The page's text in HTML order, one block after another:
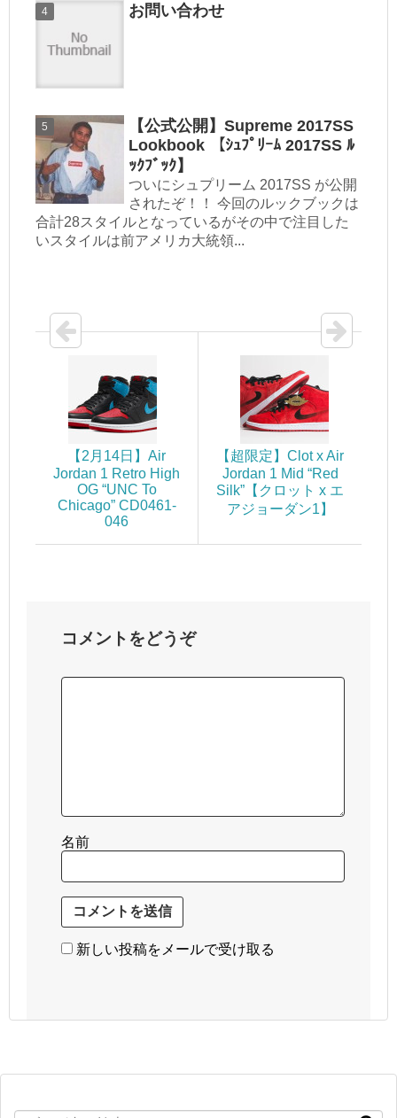
お問い合わせ
【公式公開】Supreme 2017SS
Lookbook 【ｼｭﾌﾟﾘｰﾑ 2017SS ﾙ
ｯｸﾌﾞｯｸ】
ついにシュプリーム 2017SS が公開
されたぞ！！ 今回のルックブックは
合計28スタイルとなっているがその中で注目した
いスタイルは前アメリカ大統領...
【2月14日】Air
Jordan 1 Retro High
OG “UNC To
Chicago” CD0461-
046
【超限定】Clot x Air
Jordan 1 Mid “Red
Silk”【クロット x エ
アジョーダン1】
コメントをどうぞ
名前
新しい投稿をメールで受け取る